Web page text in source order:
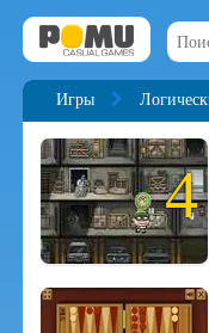
Игры
4